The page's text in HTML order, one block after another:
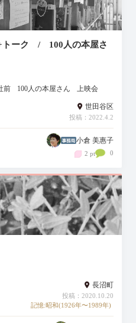
+トーク / 100人の本屋さ
前 100人の本屋さん 上映会
世田谷区
投稿：2022.4.2
小倉 美惠子
2 pt 0
長沼町
投稿：2020.10.20
記憶:昭和(1926年〜1989年)